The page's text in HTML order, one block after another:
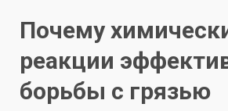
Почему
реакции
борьбы с грязью